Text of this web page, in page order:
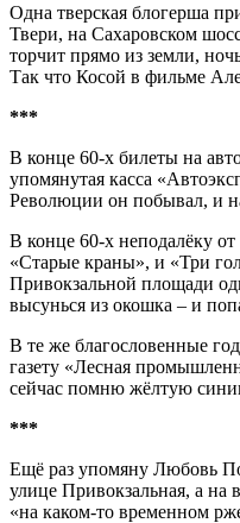
Одна тверская блогерша
Твери, на Сахаровском
торчит прямо из земли,
Так что Косой в фильме
***
В конце 60-х билеты на
упомянутая касса
Революции он побывал, и
В конце 60-х неподалёку
«Старые краны», и «Три
Привокзальной площади
высунься из окошка – и
В те же благословенные
газету «Лесная
сейчас помню жёлтую
***
Ещё раз упомяну Любовь
улице Привокзальная, а на
«на каком-то временном